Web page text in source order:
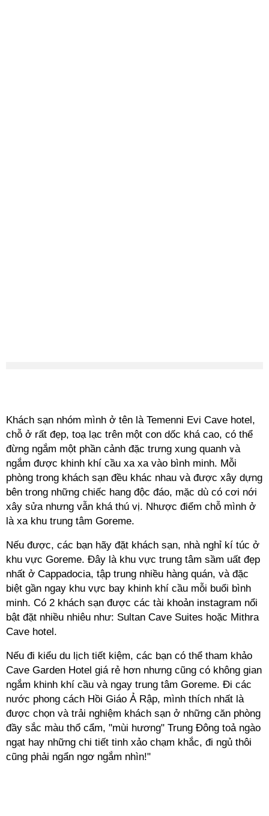
Khách sạn nhóm mình ở tên là Temenni Evi Cave hotel,
chỗ ở rất đẹp, toạ lạc trên một con dốc khá cao, có thể
đừng ngắm một phần cảnh đặc trưng xung quanh và
ngắm được khinh khí cầu xa xa vào bình minh. Mỗi
phòng trong khách sạn đều khác nhau và được xây dựng
bên trong những chiếc hang độc đáo, mặc dù có cơi nới
xây sửa nhưng vẫn khá thú vị. Nhược điểm chỗ mình ở
là xa khu trung tâm Goreme.
Nếu được, các bạn hãy đặt khách sạn, nhà nghỉ kí túc ở
khu vực Goreme. Đây là khu vực trung tâm sầm uất đẹp
nhất ở Cappadocia, tập trung nhiều hàng quán, và đặc
biệt gần ngay khu vực bay khinh khí cầu mỗi buổi bình
minh. Có 2 khách sạn được các tài khoản instagram nổi
bật đặt nhiều nhiêu như: Sultan Cave Suites hoặc Mithra
Cave hotel.
Nếu đi kiểu du lịch tiết kiệm, các bạn có thể tham khảo
Cave Garden Hotel giá rẻ hơn nhưng cũng có không gian
ngắm khinh khí cầu và ngay trung tâm Goreme. Đi các
nước phong cách Hồi Giáo Ả Rập, mình thích nhất là
được chọn và trải nghiệm khách sạn ở những căn phòng
đầy sắc màu thổ cẩm, "mùi hương" Trung Đông toả ngào
ngạt hay những chi tiết tinh xảo chạm khắc, đi ngủ thôi
cũng phải ngẩn ngơ ngắm nhìn!"